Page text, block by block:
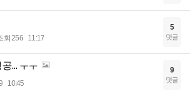
회 256 11:17
5
댓글
... ㅜㅜ
10:45
9
댓글